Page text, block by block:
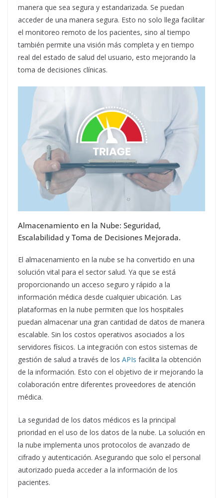
manera que sea segura y estandarizada. Se puedan
acceder de una manera segura. Esto no solo llega facilitar
el monitoreo remoto de los pacientes, sino al tiempo
también permite una visión más completa y en tiempo
real del estado de salud del usuario, esto mejorando la
toma de decisiones clínicas.
Almacenamiento en la Nube: Seguridad,
Escalabilidad y Toma de Decisiones Mejorada.
El almacenamiento en la nube se ha convertido en una
solución vital para el sector salud. Ya que se está
proporcionando un acceso seguro y rápido a la
información médica desde cualquier ubicación. Las
plataformas en la nube permiten que los hospitales
puedan almacenar una gran cantidad de datos de manera
escalable. Sin los costos operativos asociados a los
servidores físicos. La integración con estos sistemas de
gestión de salud a través de los APIs facilita la obtención
de la información. Esto con el objetivo de ir mejorando la
colaboración entre diferentes proveedores de atención
médica.
La seguridad de los datos médicos es la principal
prioridad en el uso de los datos de la nube. La solución en
la nube implementa unos protocolos de avanzado de
cifrado y autenticación. Asegurando que solo el personal
autorizado pueda acceder a la información de los
pacientes.